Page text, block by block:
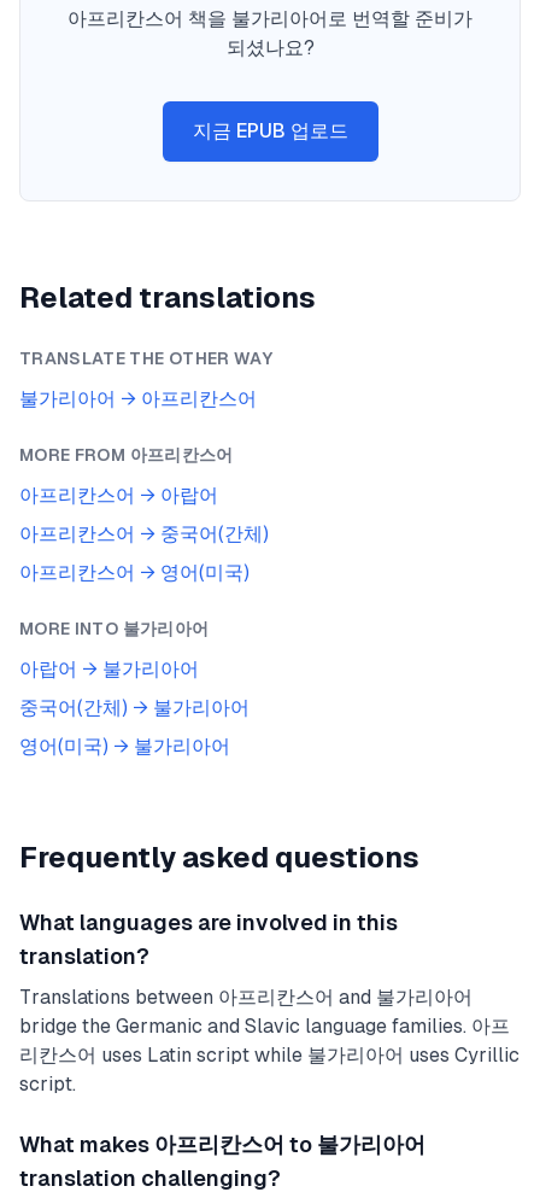
아프리칸스어 책을 불가리아어로 번역할 준비가
되셨나요?
지금 EPUB 업로드
Related translations
TRANSLATE THE OTHER WAY
불가리아어 → 아프리칸스어
MORE FROM 아프리칸스어
아프리칸스어 → 아랍어
아프리칸스어 → 중국어(간체)
아프리칸스어 → 영어(미국)
MORE INTO 불가리아어
아랍어 → 불가리아어
중국어(간체) → 불가리아어
영어(미국) → 불가리아어
Frequently asked questions
What languages are involved in this
translation?
Translations between 아프리칸스어 and 불가리아어
bridge the Germanic and Slavic language families. 아프
리칸스어 uses Latin script while 불가리아어 uses Cyrillic
script.
What makes 아프리칸스어 to 불가리아어
translation challenging?